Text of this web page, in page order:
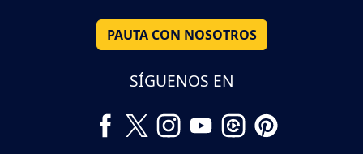
PAUTA CON NOSOTROS
SÍGUENOS EN